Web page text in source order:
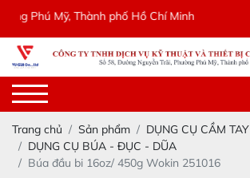
Phú Mỹ, Thành phố Hồ Chí Minh
Trang chủ Sản phẩm DỤNG CỤ CẦM TAY
DỤNG CỤ BÚA - ĐỤC - DŨA
Búa đầu bi 16oz/ 450g Wokin 251016